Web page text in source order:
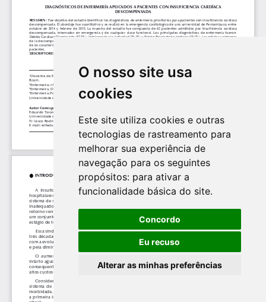
O nosso site usa
cookies
Este site utiliza cookies e outras
tecnologias de rastreamento para
melhorar sua experiência de
navegação para os seguintes
propósitos: para ativar a
funcionalidade básica do site.
Concordo
Eu recuso
Alterar as minhas preferências